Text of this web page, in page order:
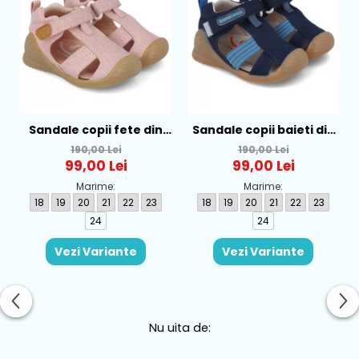
Sandale copii fete din
textil Biomecanics, Roz -
252181-B032
190,00 Lei
99,00 Lei
Marime:
18
19 20 21 22
23
24
Vezi Variante
Sandale copii baieti din
textil Biomecanics,
Albastru - 252175-A089
190,00 Lei
99,00 Lei
Marime:
18
19 20 21 22
23
24
Vezi Variante
Nu uita de: